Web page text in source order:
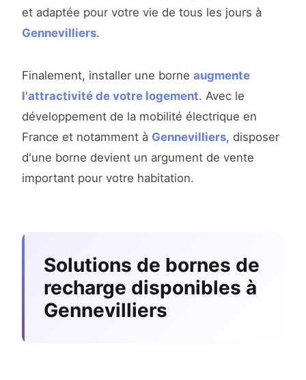
et adaptée pour votre vie de tous les jours à
Gennevilliers.
Finalement, installer une borne augmente
l'attractivité de votre logement. Avec le
développement de la mobilité électrique en
France et notamment à Gennevilliers, disposer
d'une borne devient un argument de vente
important pour votre habitation.
Solutions de bornes de
recharge disponibles à
Gennevilliers